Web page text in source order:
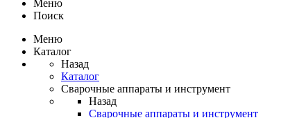
Меню
Поиск
Меню
Каталог
Назад
Каталог
Сварочные аппараты и инструмент
Назад
Сварочные аппараты и инструмент